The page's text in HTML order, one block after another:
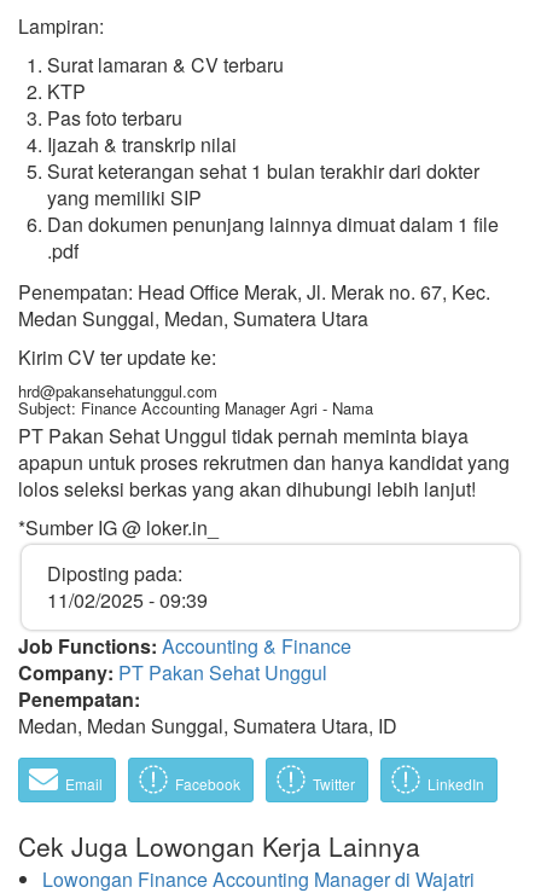
Lampiran:
Surat lamaran & CV terbaru
KTP
Pas foto terbaru
Ijazah & transkrip nilai
Surat keterangan sehat 1 bulan terakhir dari dokter
yang memiliki SIP
Dan dokumen penunjang lainnya dimuat dalam 1 file
.pdf
Penempatan: Head Office Merak, Jl. Merak no. 67, Kec.
Medan Sunggal, Medan, Sumatera Utara
Kirim CV ter update ke:
hrd@pakansehatunggul.com
Subject: Finance Accounting Manager Agri - Nama
PT Pakan Sehat Unggul tidak pernah meminta biaya
apapun untuk proses rekrutmen dan hanya kandidat yang
lolos seleksi berkas yang akan dihubungi lebih lanjut!
*Sumber IG @ loker.in_
Diposting pada:
11/02/2025 - 09:39
Job Functions: Accounting & Finance
Company: PT Pakan Sehat Unggul
Penempatan:
Medan, Medan Sunggal, Sumatera Utara, ID
Email Facebook Twitter LinkedIn
Cek Juga Lowongan Kerja Lainnya
Lowongan Finance Accounting Manager di Wajatri